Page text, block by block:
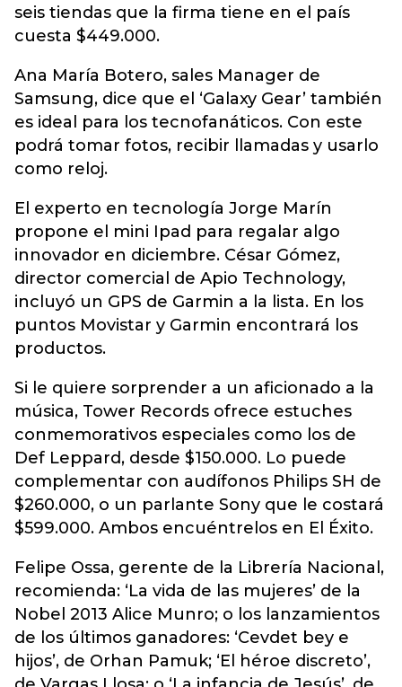
seis tiendas que la firma tiene en el país
cuesta $449.000.
Ana María Botero, sales Manager de
Samsung, dice que el ‘Galaxy Gear’ también
es ideal para los tecnofanáticos. Con este
podrá tomar fotos, recibir llamadas y usarlo
como reloj.
El experto en tecnología Jorge Marín
propone el mini Ipad para regalar algo
innovador en diciembre. César Gómez,
director comercial de Apio Technology,
incluyó un GPS de Garmin a la lista. En los
puntos Movistar y Garmin encontrará los
productos.
Si le quiere sorprender a un aficionado a la
música, Tower Records ofrece estuches
conmemorativos especiales como los de
Def Leppard, desde $150.000. Lo puede
complementar con audífonos Philips SH de
$260.000, o un parlante Sony que le costará
$599.000. Ambos encuéntrelos en El Éxito.
Felipe Ossa, gerente de la Librería Nacional,
recomienda: ‘La vida de las mujeres’ de la
Nobel 2013 Alice Munro; o los lanzamientos
de los últimos ganadores: ‘Cevdet bey e
hijos’, de Orhan Pamuk; ‘El héroe discreto’,